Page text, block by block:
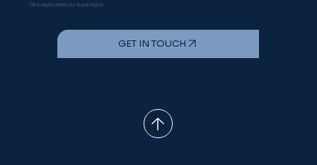
Talk to representatives in your region.
GET IN TOUCH